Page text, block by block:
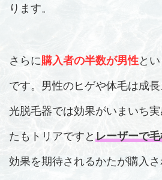
ります。
さらに購入者の半数が男性と
です。男性のヒゲや体毛は成
光脱毛器では効果がいまいち
たもトリアですとレーザーで
効果を期待されるかたが購入さ